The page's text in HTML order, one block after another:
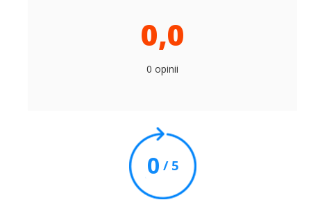
0,0
0 opinii
0 / 5